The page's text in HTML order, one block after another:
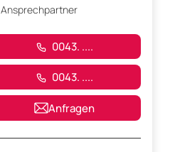
Ansprechpartner
0043. ....
0043. ....
Anfragen